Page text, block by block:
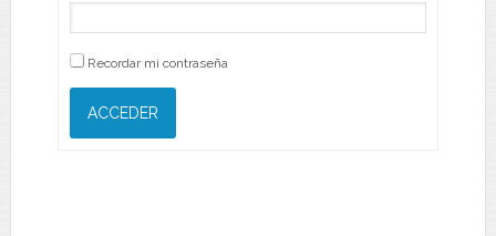
Recordar mi contraseña
ACCEDER